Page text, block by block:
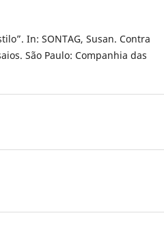
In: SONTAG, Susan. Contra
São Paulo: Companhia das